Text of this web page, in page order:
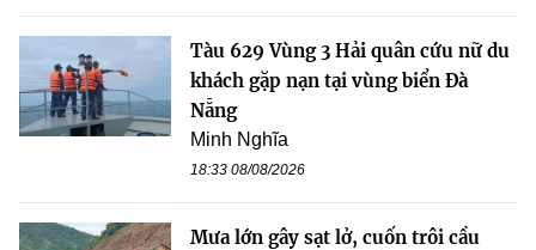
Tàu 629 Vùng 3 Hải quân cứu nữ du
khách gặp nạn tại vùng biển Đà
Nẵng
Minh Nghĩa
18:33 08/08/2026
Mưa lớn gây sạt lở, cuốn trôi cầu